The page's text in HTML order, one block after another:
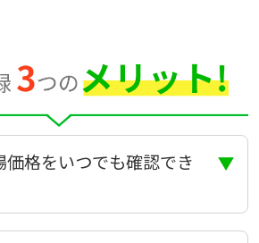
価格をいつでも確認でき